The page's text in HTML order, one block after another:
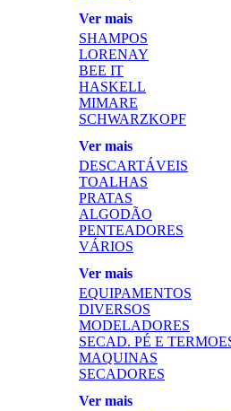
Ver mais
SHAMPOS
LORENAY
BEE IT
HASKELL
MIMARE
SCHWARZKOPF
Ver mais
DESCARTÁVEIS
TOALHAS
PRATAS
ALGODÃO
PENTEADORES
VÁRIOS
Ver mais
EQUIPAMENTOS
DIVERSOS
MODELADORES
SECAD. PÉ E
MAQUINAS
SECADORES
Ver mais